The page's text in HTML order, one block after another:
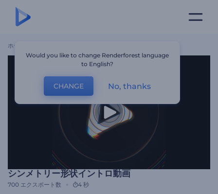
ホーム
シンメトリー形状イントロ動画
700 エクスポート数 4 秒
Would you like to change Renderforest language
to English?
CHANGE No, thanks